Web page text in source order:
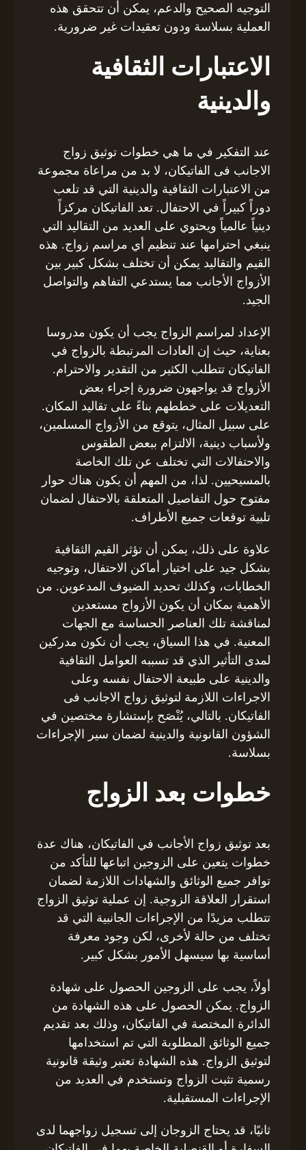
التوجيه الصحيح والدعم، يمكن أن تتحقق هذه
العملية بسلاسة ودون تعقيدات غير ضرورية.
الاعتبارات الثقافية
والدينية
عند التفكير في ما هي خطوات توثيق زواج
الاجانب فى الفاتيكان، لا بد من مراعاة مجموعة
من الاعتبارات الثقافية والدينية التي قد تلعب
دوراً كبيراً في الاحتفال. تعد الفاتيكان مركزاً
دينياً عالمياً ويحتوي على العديد من التقاليد التي
ينبغي احترامها عند تنظيم أي مراسم زواج. هذه
القيم والتقاليد يمكن أن تختلف بشكل كبير بين
الأزواج الأجانب مما يستدعي التفاهم والتواصل
الجيد.
الإعداد لمراسم الزواج يجب أن يكون مدروسا
بعناية، حيث إن العادات المرتبطة بالزواج في
الفاتيكان تتطلب الكثير من التقدير والاحترام.
الأزواج قد يواجهون ضرورة إجراء بعض
التعديلات على خططهم بناءً على تقاليد المكان.
على سبيل المثال، يتوقع من الأزواج المسلمين،
ولأسباب دينية، الالتزام ببعض الطقوس
والاحتفالات التي تختلف عن تلك الخاصة
بالمسيحيين. لذا، من المهم أن يكون هناك حوار
مفتوح حول التفاصيل المتعلقة بالاحتفال لضمان
تلبية توقعات جميع الأطراف.
علاوة على ذلك، يمكن أن تؤثر القيم الثقافية
بشكل جيد على اختيار أماكن الاحتفال، وتوجيه
الخطابات، وكذلك تحديد الضيوف المدعوين. من
الأهمية بمكان أن يكون الأزواج مستعدين
لمناقشة تلك العناصر الحساسة مع الجهات
المعنية. في هذا السياق، يجب أن نكون مدركين
لمدى التأثير الذي قد تسببه العوامل الثقافية
والدينية على طبيعة الاحتفال نفسه وعلى
الاجراءات اللازمة لتوثيق زواج الاجانب فى
الفاتيكان. بالتالي، يُنْصَح بإستشارة مختصين في
الشؤون القانونية والدينية لضمان سير الإجراءات
بسلاسة.
خطوات بعد الزواج
بعد توثيق زواج الأجانب في الفاتيكان، هناك عدة
خطوات يتعين على الزوجين اتباعها للتأكد من
توافر جميع الوثائق والشهادات اللازمة لضمان
استقرار العلاقة الزوجية. إن عملية توثيق الزواج
تتطلب مزيدًا من الإجراءات الجانبية التي قد
تختلف من حالة لأخرى، لكن وجود معرفة
أساسية بها سيسهل الأمور بشكل كبير.
أولاً، يجب على الزوجين الحصول على شهادة
الزواج. يمكن الحصول على هذه الشهادة من
الدائرة المختصة في الفاتيكان، وذلك بعد تقديم
جميع الوثائق المطلوبة التي تم استخدامها
لتوثيق الزواج. هذه الشهادة تعتبر وثيقة قانونية
رسمية تثبت الزواج وتستخدم في العديد من
الإجراءات المستقبلية.
ثانيًا، قد يحتاج الزوجان إلى تسجيل زواجهما لدى